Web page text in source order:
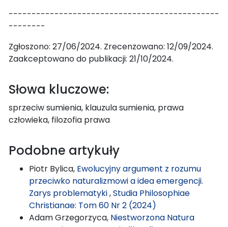
----------------------------------------------
--------
Zgłoszono: 27/06/2024. Zrecenzowano: 12/09/2024.
Zaakceptowano do publikacji: 21/10/2024.
Słowa kluczowe:
sprzeciw sumienia, klauzula sumienia, prawa
człowieka, filozofia prawa
Podobne artykuły
Piotr Bylica, Ewolucyjny argument z rozumu
przeciwko naturalizmowi a idea emergencji.
Zarys problematyki,Studia Philosophiae
Christianae: Tom 60 Nr 2 (2024)
Adam Grzegorzyca, Niestworzona Natura